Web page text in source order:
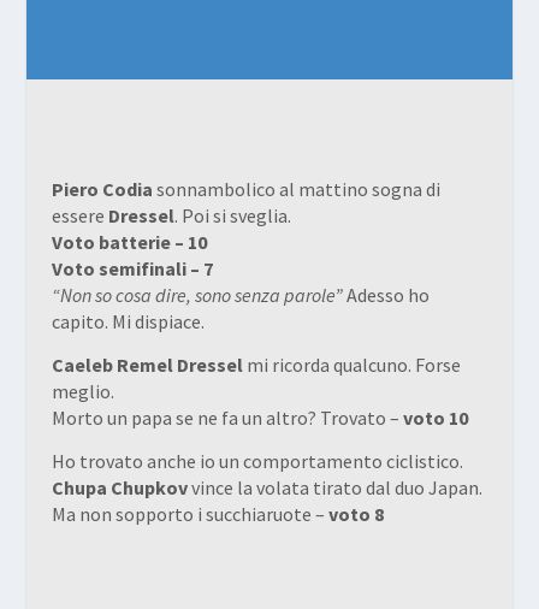
Piero Codia sonnambolico al mattino sogna di
essere Dressel. Poi si sveglia.
Voto batterie – 10
Voto semifinali – 7
“Non so cosa dire, sono senza parole”Adesso ho
capito. Mi dispiace.
Caeleb Remel Dresselmi ricorda qualcuno. Forse
meglio.
Morto un papa se ne fa un altro? Trovato – voto 10
Ho trovato anche io un comportamento ciclistico.
Chupa Chupkovvince la volata tirato dal duo Japan.
Ma non sopporto i succhiaruote – voto 8